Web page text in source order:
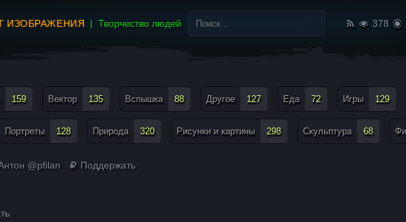
ИЗОБРАЖЕНИЯ Творчество людей
Найти:
378
159 Вектор 135 Вспышка 88 Другое 127 Еда 72 Игры 129
Портреты 128 Природа 320 Рисунки и картины 298 Скульптура 68
@pfilan Поддержать